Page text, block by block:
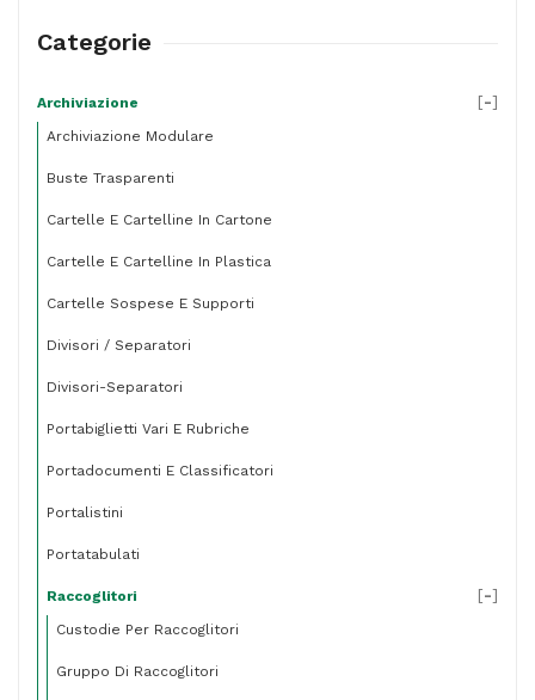
-
Sei
Categorie
Archiviazione
Archiviazione Modulare
Buste Trasparenti
Cartelle E Cartelline In Cartone
Cartelle E Cartelline In Plastica
Cartelle Sospese E Supporti
Divisori / Separatori
Divisori-Separatori
Portabiglietti Vari E Rubriche
Portadocumenti E Classificatori
Portalistini
Portatabulati
Raccoglitori
Custodie Per Raccoglitori
Gruppo Di Raccoglitori
[-]
[-]